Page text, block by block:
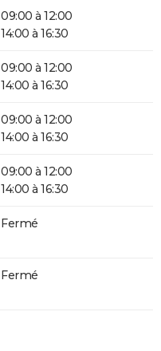
09:00 à 12:00
14:00 à 16:30
09:00 à 12:00
14:00 à 16:30
09:00 à 12:00
14:00 à 16:30
09:00 à 12:00
14:00 à 16:30
Fermé
Fermé